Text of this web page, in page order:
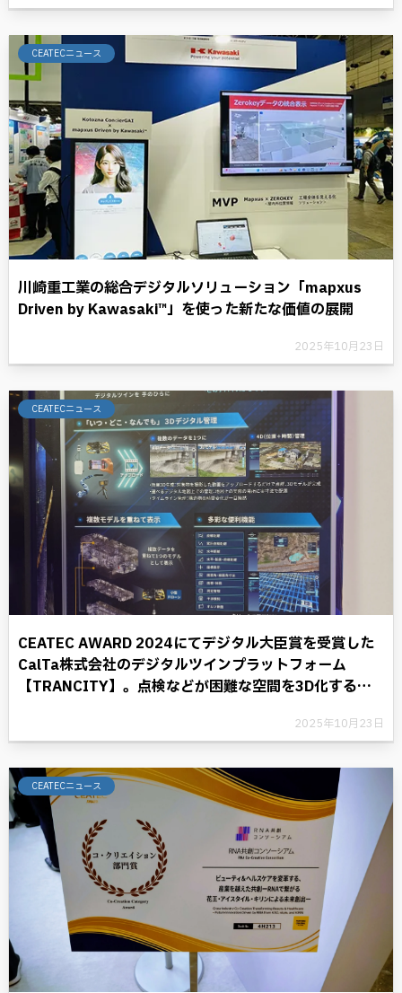
CEATECニュース
川崎重工業の総合デジタルソリューション「mapxus
Driven by Kawasaki™」を使った新たな価値の展開
2025年10月23日
CEATECニュース
CEATEC AWARD 2024にてデジタル大臣賞を受賞した
CalTa株式会社のデジタルツインプラットフォーム
【TRANCITY】。点検などが困難な空間を3D化するこ
2025年10月23日
CEATECニュース